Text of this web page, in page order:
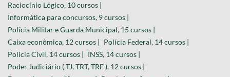
Raciocínio Lógico, 10 cursos |
Informática para concursos, 9 cursos |
Polícia Militar e Guarda Municipal, 15 cursos |
Caixa econômica, 12 cursos | Polícia Federal, 14 cursos |
Polícia Civil, 14 cursos | INSS, 14 cursos |
Poder Judiciário ( TJ, TRT, TRF ), 12 cursos |